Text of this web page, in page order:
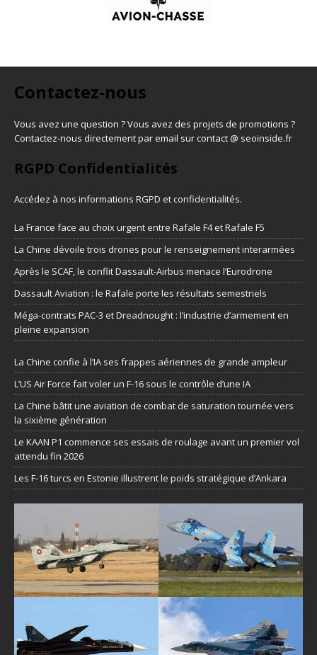
Contactez-nous
Vous avez une question ? Vous avez des projets de promotions ?
Contactez-nous directement par email sur contact @ seoinside.fr
RGPD Confidentialités
Accédez à nos informations RGPD et confidentialités.
La France face au choix urgent entre Rafale F4 et Rafale F5
La Chine dévoile trois drones pour le renseignement interarmées
Après le SCAF, le conflit Dassault-Airbus menace l’Eurodrone
Dassault Aviation : le Rafale porte les résultats semestriels
Méga-contrats PAC-3 et Dreadnought : l’industrie d’armement en
pleine expansion
La Chine confie à l’IA ses frappes aériennes de grande ampleur
L’US Air Force fait voler un F-16 sous le contrôle d’une IA
La Chine bâtit une aviation de combat de saturation tournée vers
la sixième génération
Le KAAN P1 commence ses essais de roulage avant un premier vol
attendu fin 2026
Les F-16 turcs en Estonie illustrent le poids stratégique d’Ankara